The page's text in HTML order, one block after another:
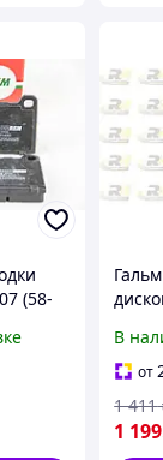
(58-
UA
В
от
1 199
1 411